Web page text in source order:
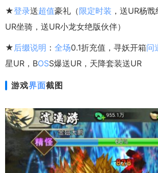
★登录送超值豪礼（限定时装 ，送UR杨戬
UR坐骑，送UR小龙女绝版伙伴）
★ 后缀说明 ： 全场0.1折充值，寻妖开箱问
星UR，BOSS爆送UR，天降套装送UR
游戏界面截图